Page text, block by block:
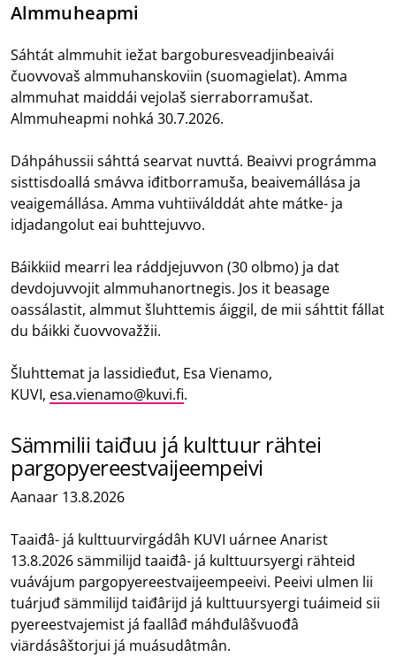
Almmuheapmi
Sáhtát almmuhit iežat bargoburesveadjinbeaivái
čuovvovaš almmuhanskoviin (suomagielat). Amma
almmuhat maiddái vejolaš sierraborramušat.
Almmuheapmi nohká 30.7.2026.
Dáhpáhussii sáhttá searvat nuvttá. Beaivvi prográmma
sisttisdoallá smávva iđitborramuša, beaivemállása ja
veaigemállása. Amma vuhtiiválddát ahte mátke- ja
idjadangolut eai buhttejuvvo.
Báikkiid mearri lea ráddjejuvvon (30 olbmo) ja dat
devdojuvvojit almmuhanortnegis. Jos it beasage
oassálastit, almmut šluhttemis áiggil, de mii sáhttit fállat
du báikki čuovvovažžii.
Šluhttemat ja lassidieđut, Esa Vienamo,
KUVI, esa.vienamo@kuvi.fi.
Sämmilii taiđuu já kulttuur rähtei
pargopyereestvaijeempeivi
Aanaar 13.8.2026
Taaiđâ- já kulttuurvirgádâh KUVI uárnee Anarist
13.8.2026 sämmilijd taaiđâ- já kulttuursyergi rähteid
vuávájum pargopyereestvaijeempeeivi. Peeivi ulmen lii
tuárjuđ sämmilijd taiđârijd já kulttuursyergi tuáimeid sii
pyereestvajemist já faallâđ máhđulâšvuođâ
viärdásâštorjui já muásudâtmân.